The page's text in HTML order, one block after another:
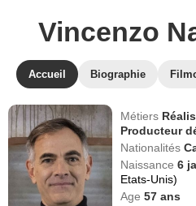
Vincenzo
Accueil Biographie
Métiers
Producteur
Nationalités
Naissance6
Etats-Unis)
Age57 ans